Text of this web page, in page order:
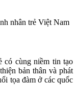
nhân trẻ Việt Nam
có cùng niềm tin tạo
bản thân và phát
tọa đàm ở các quốc